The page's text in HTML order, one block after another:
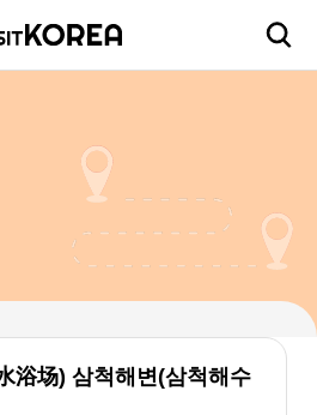
浴场) 삼척해변(삼척해수